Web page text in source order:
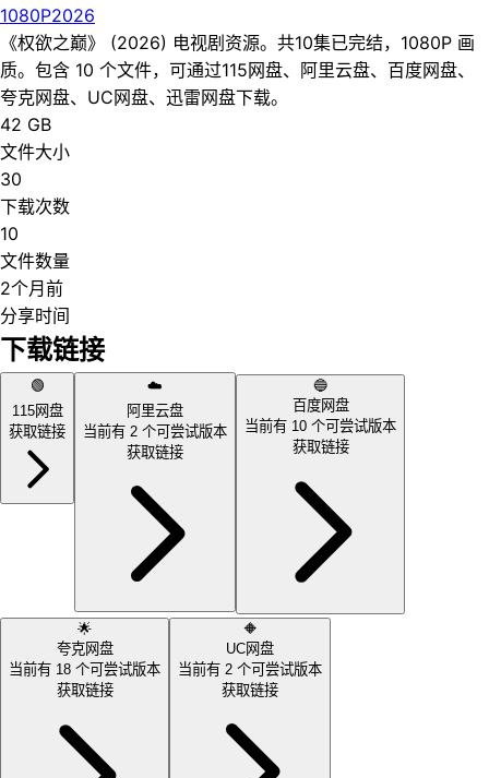
1080P2026
《权欲之巅》 (2026) 电视剧资源。共10集已完结，1080P 画
质。包含 10 个文件，可通过115网盘、阿里云盘、百度网盘、
夸克网盘、UC网盘、迅雷网盘下载。
42 GB
文件大小
30
下载次数
10
文件数量
2个月前
分享时间
下载链接
🟢
115网盘
获取链接
☁️
阿里云盘
当前有 2 个可尝试版本
获取链接
🔵
百度网盘
当前有 10 个可尝试版本
获取链接
🌟
夸克网盘
当前有 18 个可尝试版本
获取链接
🔶
UC网盘
当前有 2 个可尝试版本
获取链接